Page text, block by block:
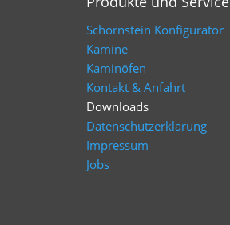
Schornstein Konfigurator
Kamine
Kaminöfen
Kontakt & Anfahrt
Downloads
Datenschutzerklärung
Impressum
Jobs